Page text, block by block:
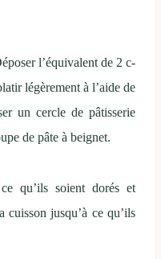
l’équivalent de 2 c-
légèrement à l’aide de
un cercle de pâtisserie
de pâte à beignet.
qu’ils soient dorés et
cuisson jusqu’à ce qu’ils